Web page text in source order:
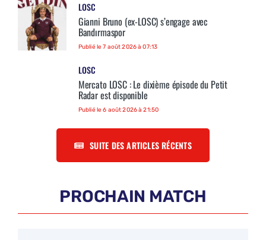
LOSC
Gianni Bruno (ex-LOSC) s’engage avec
Bandırmaspor
Publié le 7 août 2026 à 07:13
LOSC
Mercato LOSC : Le dixième épisode du Petit
Radar est disponible
Publié le 6 août 2026 à 21:50
SUITE DES ARTICLES RÉCENTS
PROCHAIN MATCH